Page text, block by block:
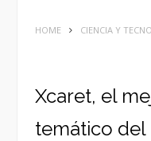
HOME CIENCIA Y
Xcaret, el
temático